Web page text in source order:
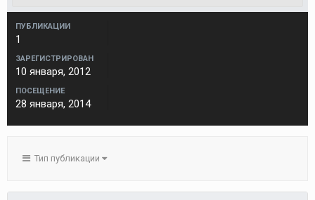
ПУБЛИКАЦИИ
1
ЗАРЕГИСТРИРОВАН
10 января, 2012
ПОСЕЩЕНИЕ
28 января, 2014
Тип публикации